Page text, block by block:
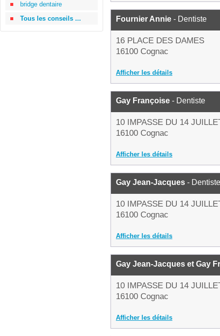
bridge dentaire
Tous les conseils ...
Fournier Annie - Dentiste
16 PLACE DES DAMES
16100 Cognac
Afficher les détails
Gay Françoise - Dentiste
10 IMPASSE DU 14
16100 Cognac
Afficher les détails
Gay Jean-Jacques - Dentiste
10 IMPASSE DU 14
16100 Cognac
Afficher les détails
Gay Jean-Jacques et Gay
10 IMPASSE DU 14
16100 Cognac
Afficher les détails